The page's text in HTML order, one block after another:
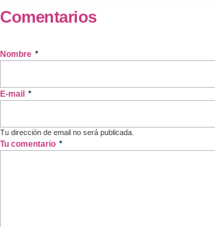
Comentarios
Nombre *
E-mail *
Tu dirección de email no será publicada.
Tu comentario *